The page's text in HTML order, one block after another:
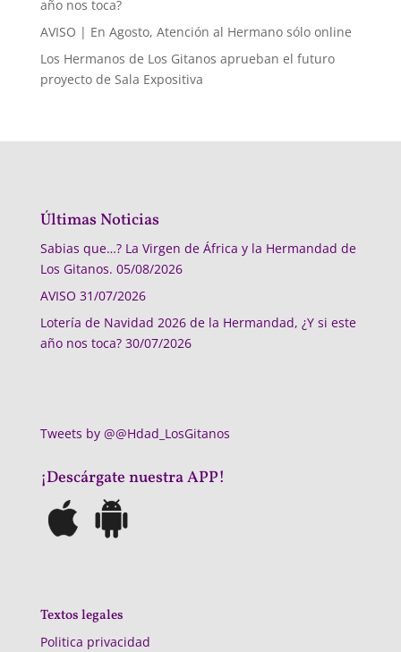
año nos toca?
AVISO | En Agosto, Atención al Hermano sólo online
Los Hermanos de Los Gitanos aprueban el futuro
proyecto de Sala Expositiva
Últimas Noticias
Sabias que…? La Virgen de África y la Hermandad de
Los Gitanos. 05/08/2026
AVISO 31/07/2026
Lotería de Navidad 2026 de la Hermandad, ¿Y si este
año nos toca? 30/07/2026
Tweets by @@Hdad_LosGitanos
¡Descárgate nuestra APP!
Textos legales
Politica privacidad